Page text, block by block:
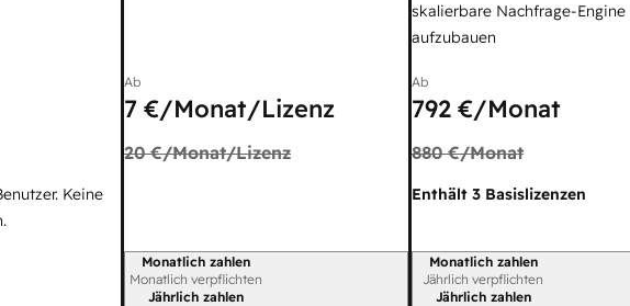
Keine
Ab
7 €/Monat/Lizenz
20 €/Monat/Lizenz
Abrechnungszeitraum
Monatlich zahlen
Monatlich verpflichten
Jährlich zahlen
skalierbare Nachfrage-Engine
aufzubauen
Ab
792 €/Monat
880 €/Monat
Enthält 3 Basislizenzen
Abrechnungszeitraum
Monatlich zahlen
Jährlich verpflichten
Jährlich zahlen